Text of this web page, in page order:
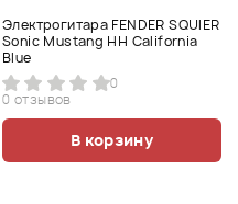
Электрогитара FENDER SQUIER
Sonic Mustang HH California
Blue
0
0 отзывов
В корзину